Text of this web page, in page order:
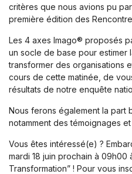
critères que nous avions pu
première édition des
Les 4 axes Imago® proposés
un socle de base pour estimer
transformer des organisations
cours de cette matinée, de
résultats de notre enquête
Nous ferons également la part
notamment des témoignages
Vous êtes intéressé(e) ?
mardi 18 juin prochain à 09h00
Transformation” ! Pour vous